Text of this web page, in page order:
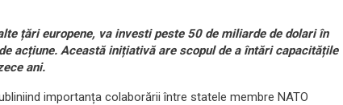
țări europene, va investi peste 50 de miliarde de dolari în
acțiune. Această inițiativă are scopul de a întări capacitățile
ani.
importanța colaborării între statele membre NATO